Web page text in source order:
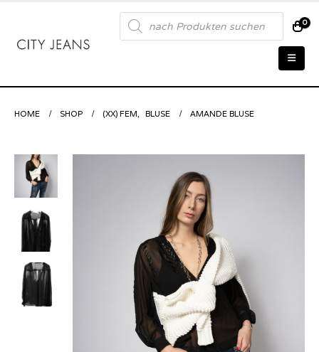
Products
search 0
HOME SHOP (XX) FEM, BLUSE AMANDE BLUSE